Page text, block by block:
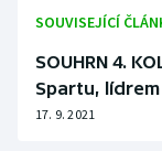
SOUVISEJÍCÍ
SOUHRN 4.
Spartu,
17. 9. 2021